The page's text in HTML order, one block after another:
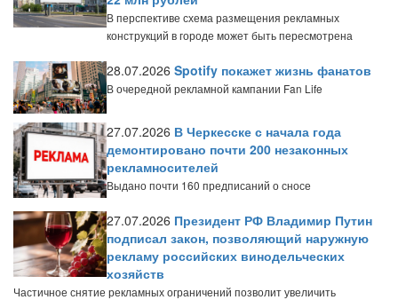
В перспективе схема размещения рекламных
конструкций в городе может быть пересмотрена
28.07.2026 Spotify покажет жизнь фанатов
В очередной рекламной кампании Fan Life
27.07.2026 В Черкесске с начала года
демонтировано почти 200 незаконных
рекламносителей
Выдано почти 160 предписаний о сносе
27.07.2026 Президент РФ Владимир Путин
подписал закон, позволяющий наружную
рекламу российских винодельческих
хозяйств
Частичное снятие рекламных ограничений позволит увеличить